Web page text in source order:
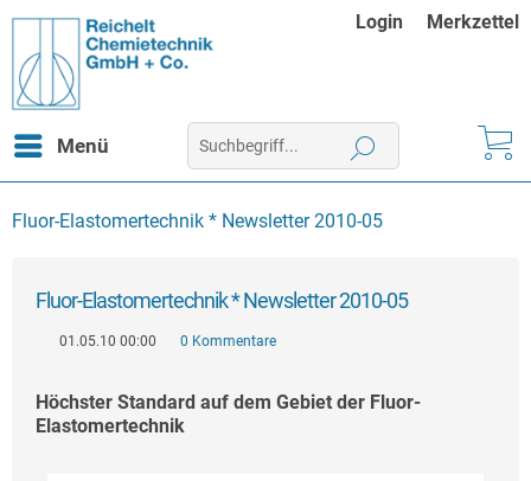
Login Merkzettel
Menü
Fluor-Elastomertechnik * Newsletter 2010-05
Fluor-Elastomertechnik * Newsletter 2010-05
01.05.10 00:00 0 Kommentare
Höchster Standard auf dem Gebiet der Fluor-
Elastomertechnik